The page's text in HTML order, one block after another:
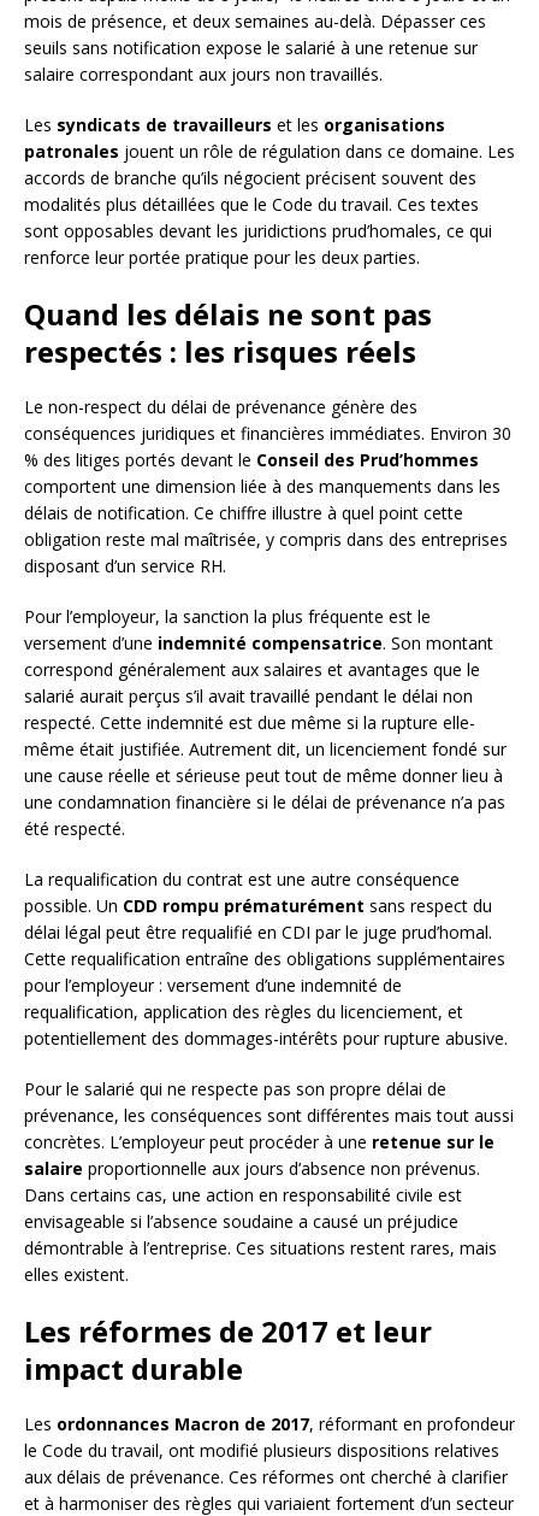
mois de présence, et deux semaines au-delà. Dépasser ces
seuils sans notification expose le salarié à une retenue sur
salaire correspondant aux jours non travaillés.
Les syndicats de travailleurs et les organisations
patronales jouent un rôle de régulation dans ce domaine. Les
accords de branche qu’ils négocient précisent souvent des
modalités plus détaillées que le Code du travail. Ces textes
sont opposables devant les juridictions prud’homales, ce qui
renforce leur portée pratique pour les deux parties.
Quand les délais ne sont pas
respectés : les risques réels
Le non-respect du délai de prévenance génère des
conséquences juridiques et financières immédiates. Environ 30
% des litiges portés devant le Conseil des Prud’hommes
comportent une dimension liée à des manquements dans les
délais de notification. Ce chiffre illustre à quel point cette
obligation reste mal maîtrisée, y compris dans des entreprises
disposant d’un service RH.
Pour l’employeur, la sanction la plus fréquente est le
versement d’une indemnité compensatrice. Son montant
correspond généralement aux salaires et avantages que le
salarié aurait perçus s’il avait travaillé pendant le délai non
respecté. Cette indemnité est due même si la rupture elle-
même était justifiée. Autrement dit, un licenciement fondé sur
une cause réelle et sérieuse peut tout de même donner lieu à
une condamnation financière si le délai de prévenance n’a pas
été respecté.
La requalification du contrat est une autre conséquence
possible. Un CDD rompu prématurément sans respect du
délai légal peut être requalifié en CDI par le juge prud’homal.
Cette requalification entraîne des obligations supplémentaires
pour l’employeur : versement d’une indemnité de
requalification, application des règles du licenciement, et
potentiellement des dommages-intérêts pour rupture abusive.
Pour le salarié qui ne respecte pas son propre délai de
prévenance, les conséquences sont différentes mais tout aussi
concrètes. L’employeur peut procéder à une retenue sur le
salaire proportionnelle aux jours d’absence non prévenus.
Dans certains cas, une action en responsabilité civile est
envisageable si l’absence soudaine a causé un préjudice
démontrable à l’entreprise. Ces situations restent rares, mais
elles existent.
Les réformes de 2017 et leur
impact durable
Les ordonnances Macron de 2017, réformant en profondeur
le Code du travail, ont modifié plusieurs dispositions relatives
aux délais de prévenance. Ces réformes ont cherché à clarifier
et à harmoniser des règles qui variaient fortement d’un secteur